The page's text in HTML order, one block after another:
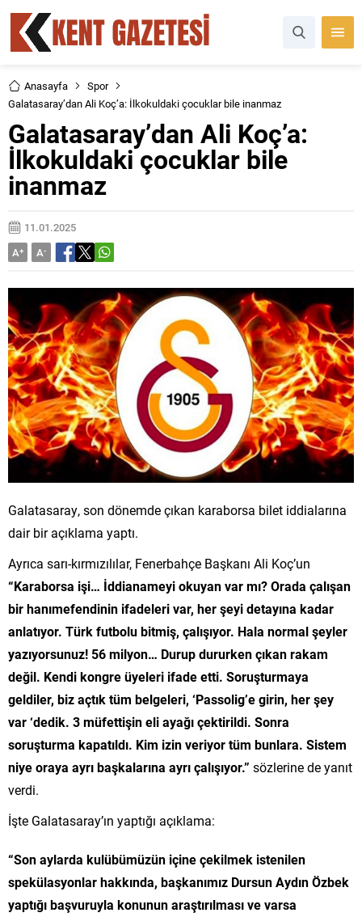
Anasayfa
Spor
Galatasaray’dan Ali Koç’a: İlkokuldaki çocuklar bile inanmaz
Galatasaray’dan Ali Koç’a:
İlkokuldaki çocuklar bile
inanmaz
11.01.2025
A+ A-
Galatasaray, son dönemde çıkan karaborsa bilet iddialarına
dair bir açıklama yaptı.
Ayrıca sarı-kırmızılılar, Fenerbahçe Başkanı Ali Koç’un
“Karaborsa işi… İddianameyi okuyan var mı? Orada çalışan
bir hanımefendinin ifadeleri var, her şeyi detayına kadar
anlatıyor. Türk futbolu bitmiş, çalışıyor. Hala normal şeyler
yazıyorsunuz! 56 milyon… Durup dururken çıkan rakam
değil. Kendi kongre üyeleri ifade etti. Soruşturmaya
geldiler, biz açtık tüm belgeleri, ‘Passolig’e girin, her şey
var ‘dedik. 3 müfettişin eli ayağı çektirildi. Sonra
soruşturma kapatıldı. Kim izin veriyor tüm bunlara. Sistem
niye oraya ayrı başkalarına ayrı çalışıyor.” sözlerine de yanıt
verdi.
İşte Galatasaray’ın yaptığı açıklama:
“Son aylarda kulübümüzün içine çekilmek istenilen
spekülasyonlar hakkında, başkanımız Dursun Aydın Özbek
yaptığı başvuruyla konunun araştırılması ve varsa